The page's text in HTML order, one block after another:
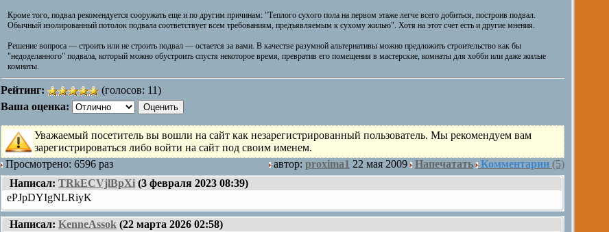
Кроме того, подвал рекомендуется сооружать еще и по другим причинам: "Теплого сухого пола на первом этаже легче всего добиться, построив подвал.
Обычный изолированный потолок подвала соответствует всем требованиям, предъявляемым к сухому жилью". Хотя на этот счет есть и другие мнения.
Решение вопроса — строить или не строить подвал — остается за вами. В качестве разумной альтернативы можно предложить строительство как бы
"недоделанного" подвала, который можно обустроить спустя некоторое время, превратив его помещения в мастерские, комнаты для хобби или даже жилые
комнаты.
Рейтинг:
(голосов: 11)
Ваша оценка:
Уважаемый посетитель вы вошли на сайт как незарегистрированный пользователь. Мы рекомендуем вам
зарегистрироваться либо войти на сайт под своим именем.
Просмотрено: 6596 раз
автор: proxima1 22 мая 2009 Напечатать Комментарии (5)
Написал: TRkECVjlBpXi (3 февраля 2023 08:39)
ePJpDYIgNLRiyK
Написал: KenneAssok (22 марта 2026 02:58)